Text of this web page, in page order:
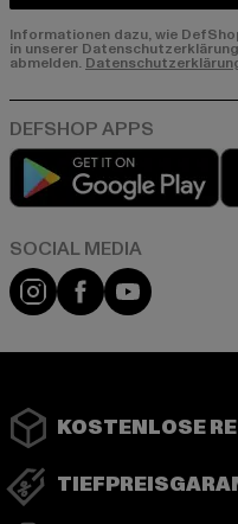
Informationen dazu, wie
in unserer
abmelden.
Instagram
FacebookYouTube
KOSTENLOSE